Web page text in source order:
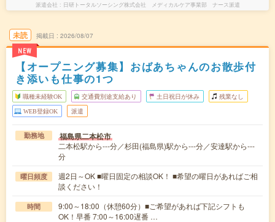
派遣会社 日研トータルソーシング株式会社 メディカルケア事業部 ナース派遣
未読
NEW
掲載日 2026/08/07
【オープニング募集】おばあちゃんのお散歩付
き添いも仕事の1つ
職種未経験OK 交通費別途支給あり 土日祝日が休み 残業なし
WEB登録OK 派遣
勤務地 福島県二本松市
二本松駅から---分／杉田(福島県)駅から---分／安達駅から---
分
曜日頻度
週2日～OK ■曜日固定の相談OK！ ■希望の曜日があればご相
談ください！
時間
9:00～18:00（休憩60分）■ご希望があれば下記シフトも
OK！早番 7:00～16:00遅番 …